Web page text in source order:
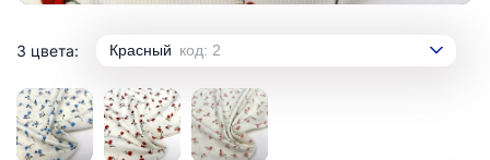
3 цвета: Красный код: 2